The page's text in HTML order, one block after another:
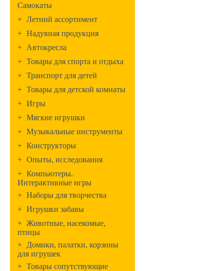
Самокаты
+ Летний ассортимент
+ Надувная продукция
+ Автокресла
+ Товары для спорта и отдыха
+ Транспорт для детей
+ Товары для детской комнаты
+ Игры
+ Мягкие игрушки
+ Музыкальные инструменты
+ Конструкторы
+ Опыты, исследования
+ Компьютеры.
Интерактивные игры
+ Наборы для творчества
+ Игрушки забавы
+ Животные, насекомые,
птицы
+ Домики, палатки, корзины
для игрушек
+ Товары сопутствующие